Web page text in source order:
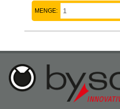
MENGE: